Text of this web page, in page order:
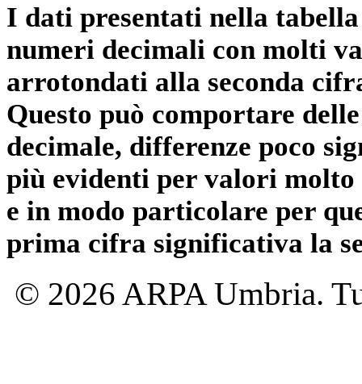
I dati presentati nella
numeri decimali con molti
arrotondati alla seconda
Questo può comportare
decimale, differenze poco
più evidenti per valori
e in modo particolare per
prima cifra significativa la
© 2026 ARPA Umbria.